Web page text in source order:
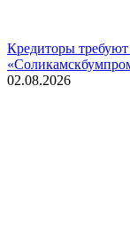
Кредиторы требуют
02.08.2026